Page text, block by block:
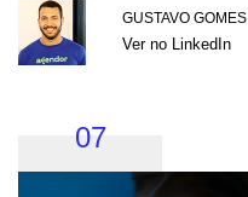
GUSTAVO GOMES
Ver no LinkedIn
07